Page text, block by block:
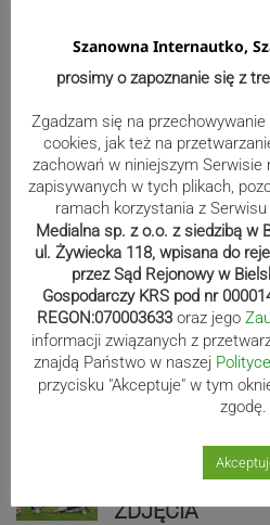
Reklama
Sport
Beniaminek ze
remis.
ZDJĘCIA
Szanowna Internautko,
prosimy o zapoznanie się z
Zgadzam się na
cookies, jak też na
zachowań w niniejszym Serwisie
zapisywanych w tych plikach,
ramach korzystania z Serwisu
Medialna sp. z o.o. z siedzibą w
ul. Żywiecka 118, wpisana do
przez Sąd Rejonowy w
Gospodarczy KRS pod nr
REGON:070003633 oraz jego
informacji związanych z
znajdą Państwo w naszej
przycisku "Akceptuje" w tym
zgodę.